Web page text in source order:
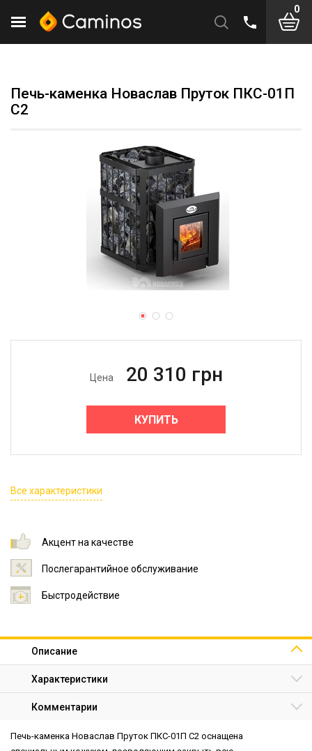
0
Печь-каменка Новаслав Пруток ПКС-01П
С2
Цена 20 310 грн
КУПИТЬ
Все характеристики
Акцент на качестве
Послегарантийное обслуживание
Быстродействие
Описание
Характеристики
Комментарии
Печь-каменка Новаслав Пруток ПКС-01П С2 оснащена